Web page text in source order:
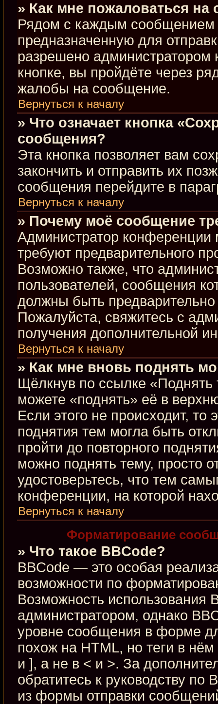
» Как мне пожаловаться
Рядом с каждым сообщением
предназначенную для
разрешено
кнопке, вы пройдёте через
жалобы на сообщение.
Вернуться к началу
» Что означает кнопка
сообщения?
Эта кнопка позволяет вам
закончить и отправить их
сообщения перейдите в
Вернуться к началу
» Почему моё сообщение
Администратор
требуют предварительного
Возможно также, что
пользователей, сообщения
должны быть
Пожалуйста, свяжитесь с
получения дополнительной
Вернуться к началу
» Как мне вновь поднять
Щёлкнув по ссылке
можете «поднять» её в
Если этого не происходит, то
поднятия тем могла быть
пройти до повторного
можно поднять тему, просто
удостоверьтесь, что тем
конференции, на которой
Вернуться к началу
Форматирование
» Что такое BBCode?
BBCode — это особая
возможности по
Возможность использования
администратором, однако
уровне сообщения в форме
похож на HTML, но теги в
и ], а не в < и >. За
обратитесь к руководству по
из формы отправки